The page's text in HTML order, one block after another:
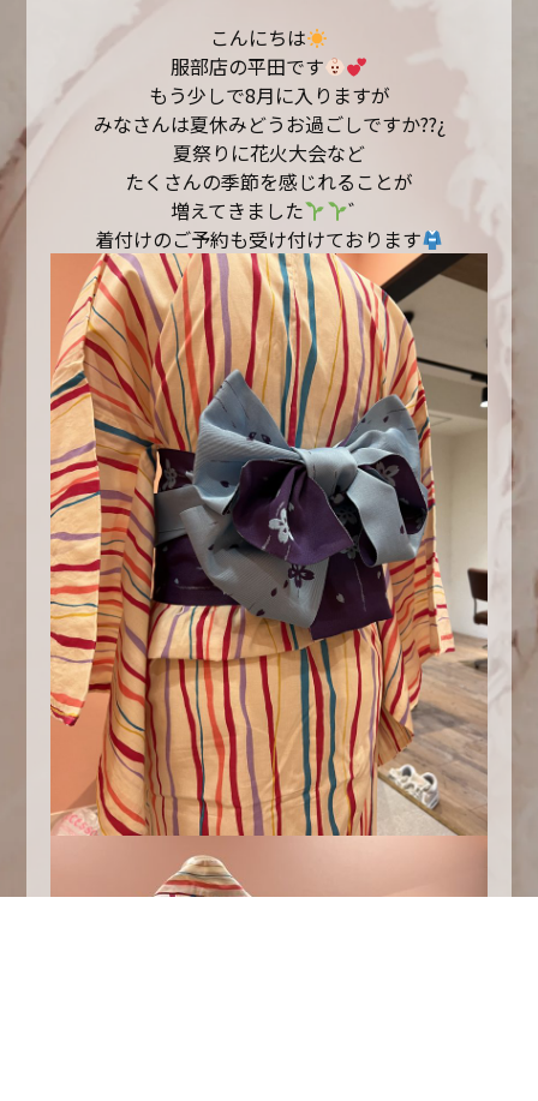
こんにちは
服部店の平田です
もう少しで8月に入りますが
みなさんは夏休みどうお過ごしですか??¿
夏祭りに花火大会など
たくさんの季節を感じれることが
増えてきました
゛
着付けのご予約も受け付けております